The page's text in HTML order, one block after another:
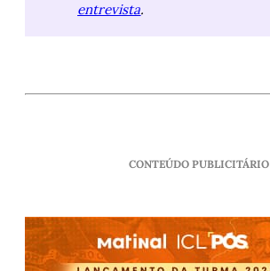
entrevista.
CONTEÚDO PUBLICITÁRIO